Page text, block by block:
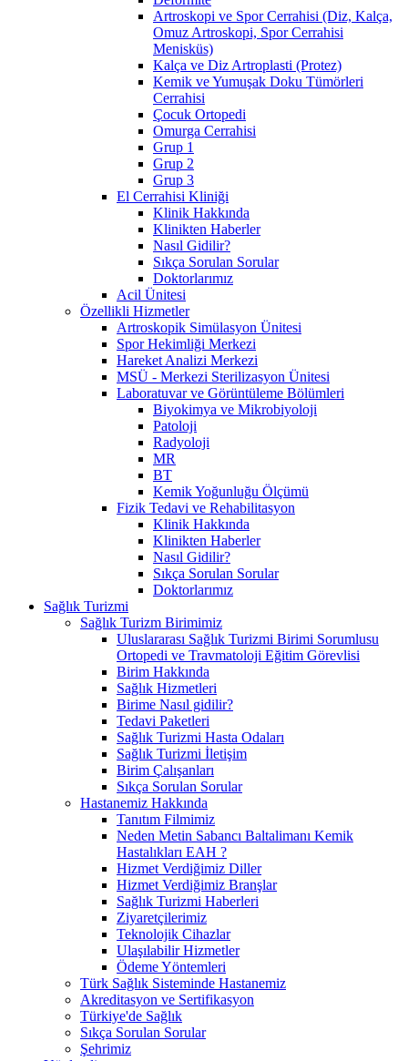
Artroskopi ve Spor Cerrahisi (Diz, Kalça,
Omuz Artroskopi, Spor Cerrahisi
Menisküs)
Kalça ve Diz Artroplasti (Protez)
Kemik ve Yumuşak Doku Tümörleri
Cerrahisi
Çocuk Ortopedi
Omurga Cerrahisi
Grup 1
Grup 2
Grup 3
El Cerrahisi Kliniği
Klinik Hakkında
Klinikten Haberler
Nasıl Gidilir?
Sıkça Sorulan Sorular
Doktorlarımız
Acil Ünitesi
Özellikli Hizmetler
Artroskopik Simülasyon Ünitesi
Spor Hekimliği Merkezi
Hareket Analizi Merkezi
MSÜ - Merkezi Sterilizasyon Ünitesi
Laboratuvar ve Görüntüleme Bölümleri
Biyokimya ve Mikrobiyoloji
Patoloji
Radyoloji
MR
BT
Kemik Yoğunluğu Ölçümü
Fizik Tedavi ve Rehabilitasyon
Klinik Hakkında
Klinikten Haberler
Nasıl Gidilir?
Sıkça Sorulan Sorular
Doktorlarımız
Sağlık Turizmi
Sağlık Turizm Birimimiz
Uluslararası Sağlık Turizmi Birimi Sorumlusu
Ortopedi ve Travmatoloji Eğitim Görevlisi
Birim Hakkında
Sağlık Hizmetleri
Birime Nasıl gidilir?
Tedavi Paketleri
Sağlık Turizmi Hasta Odaları
Sağlık Turizmi İletişim
Birim Çalışanları
Sıkça Sorulan Sorular
Hastanemiz Hakkında
Tanıtım Filmimiz
Neden Metin Sabancı Baltalimanı Kemik
Hastalıkları EAH ?
Hizmet Verdiğimiz Diller
Hizmet Verdiğimiz Branşlar
Sağlık Turizmi Haberleri
Ziyaretçilerimiz
Teknolojik Cihazlar
Ulaşılabilir Hizmetler
Ödeme Yöntemleri
Türk Sağlık Sisteminde Hastanemiz
Akreditasyon ve Sertifikasyon
Türkiye'de Sağlık
Sıkça Sorulan Sorular
Şehrimiz